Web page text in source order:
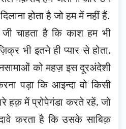
होता है जो हम में नहीं हैं.
चाहता है कि काश हम भी
भी इतने ही प्यार से होता.
को महज़ इस दूरअंदेशी
पड़ा कि आइन्दा वो किसी
हक़ में प्रोपेगंडा करते रहें. जो
करता है कि उसके साबिक़